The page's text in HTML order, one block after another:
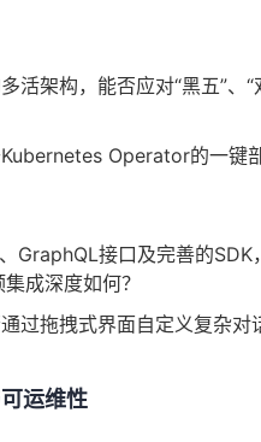
活架构，能否应对“黑五”、
Operator的一键
GraphQL接口及完善的SDK
成深度如何？
过拖拽式界面自定义复杂对
运维性